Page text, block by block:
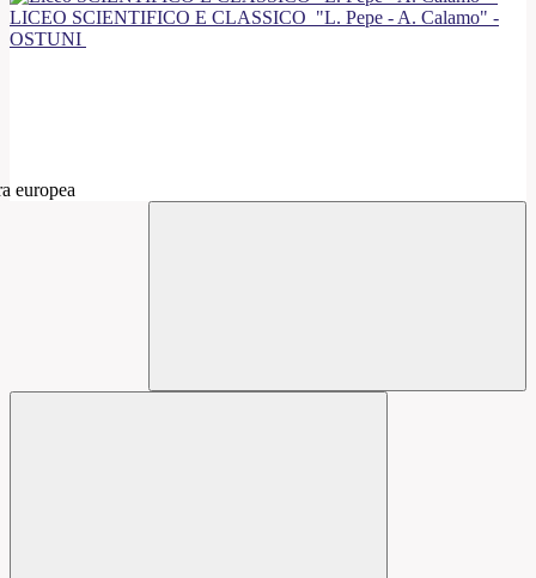
LICEO SCIENTIFICO E CLASSICO "L. Pepe - A. Calamo" -
OSTUNI